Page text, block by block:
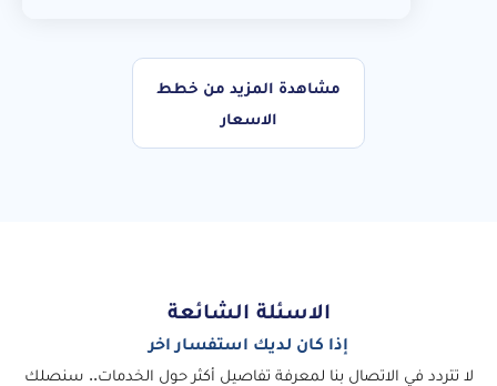
مشاهدة المزيد من خطط
الاسعار
الاسئلة الشائعة
إذا كان لديك استفسار اخر
لا تتردد في الاتصال بنا لمعرفة تفاصيل أكثر حول الخدمات.. سنصلك